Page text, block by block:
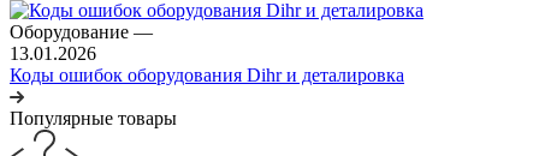
Оборудование —
13.01.2026
Коды ошибок оборудования Dihr и деталировка
Популярные товары